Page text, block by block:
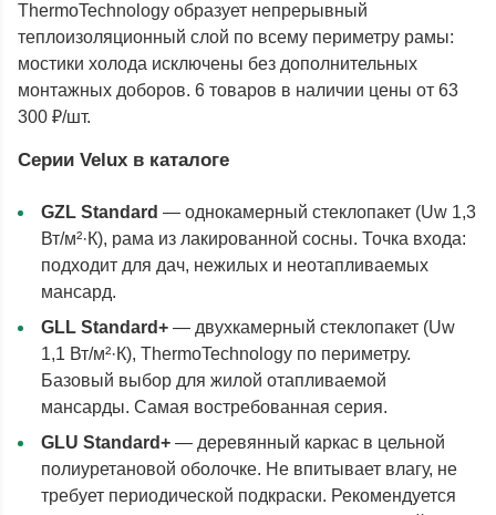
ThermoTechnology образует непрерывный
теплоизоляционный слой по всему периметру рамы:
мостики холода исключены без дополнительных
монтажных доборов. 6 товаров в наличии цены от 63
300 ₽/шт.
Серии Velux в каталоге
GZL Standard — однокамерный стеклопакет (Uw 1,3
Вт/м²·К), рама из лакированной сосны. Точка входа:
подходит для дач, нежилых и неотапливаемых
мансард.
GLL Standard+ — двухкамерный стеклопакет (Uw
1,1 Вт/м²·К), ThermoTechnology по периметру.
Базовый выбор для жилой отапливаемой
мансарды. Самая востребованная серия.
GLU Standard+ — деревянный каркас в цельной
полиуретановой оболочке. Не впитывает влагу, не
требует периодической подкраски. Рекомендуется